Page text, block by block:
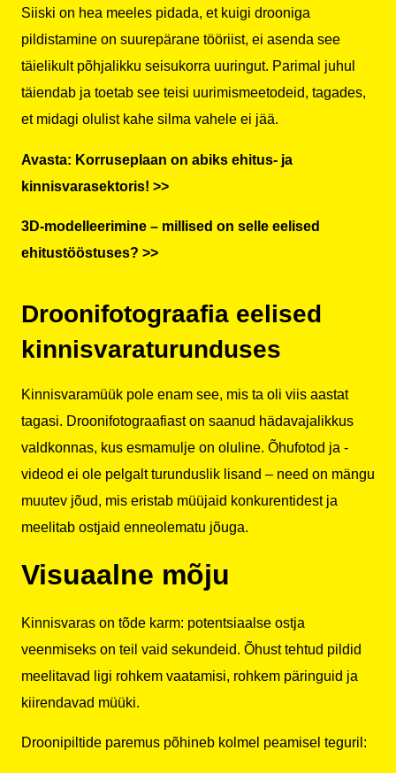
Siiski on hea meeles pidada, et kuigi drooniga
pildistamine on suurepärane tööriist, ei asenda see
täielikult põhjalikku seisukorra uuringut. Parimal juhul
täiendab ja toetab see teisi uurimismeetodeid, tagades,
et midagi olulist kahe silma vahele ei jää.
Avasta: Korruseplaan on abiks ehitus- ja
kinnisvarasektoris! >>
3D-modelleerimine – millised on selle eelised
ehitustööstuses? >>
Droonifotograafia eelised
kinnisvaraturunduses
Kinnisvaramüük pole enam see, mis ta oli viis aastat
tagasi. Droonifotograafiast on saanud hädavajalikkus
valdkonnas, kus esmamulje on oluline. Õhufotod ja -
videod ei ole pelgalt turunduslik lisand – need on mängu
muutev jõud, mis eristab müüjaid konkurentidest ja
meelitab ostjaid enneolematu jõuga.
Visuaalne mõju
Kinnisvaras on tõde karm: potentsiaalse ostja
veenmiseks on teil vaid sekundeid. Õhust tehtud pildid
meelitavad ligi rohkem vaatamisi, rohkem päringuid ja
kiirendavad müüki.
Droonipiltide paremus põhineb kolmel peamisel teguril: